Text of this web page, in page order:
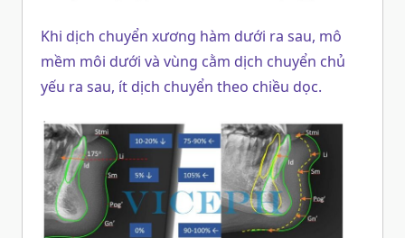
Khi dịch chuyển xương hàm dưới ra sau, mô
mềm môi dưới và vùng cằm dịch chuyển chủ
yếu ra sau, ít dịch chuyển theo chiều dọc.